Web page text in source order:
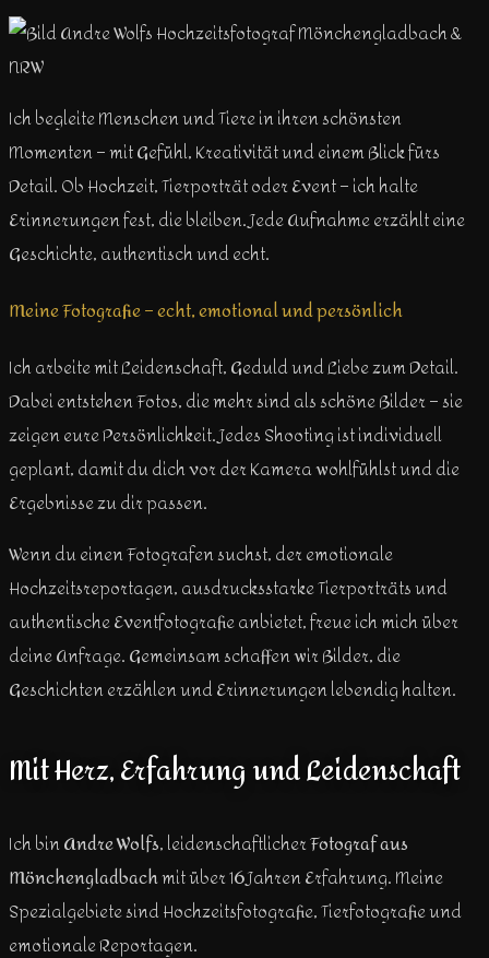
Ich begleite Menschen und Tiere in ihren schönsten
Momenten – mit Gefühl, Kreativität und einem Blick fürs
Detail. Ob Hochzeit, Tierporträt oder Event – ich halte
Erinnerungen fest, die bleiben. Jede Aufnahme erzählt eine
Geschichte, authentisch und echt.
Meine Fotografie – echt, emotional und persönlich
Ich arbeite mit Leidenschaft, Geduld und Liebe zum Detail.
Dabei entstehen Fotos, die mehr sind als schöne Bilder – sie
zeigen eure Persönlichkeit. Jedes Shooting ist individuell
geplant, damit du dich vor der Kamera wohlfühlst und die
Ergebnisse zu dir passen.
Wenn du einen Fotografen suchst, der emotionale
Hochzeitsreportagen, ausdrucksstarke Tierporträts und
authentische Eventfotografie anbietet, freue ich mich über
deine Anfrage. Gemeinsam schaffen wir Bilder, die
Geschichten erzählen und Erinnerungen lebendig halten.
Mit Herz, Erfahrung und Leidenschaft
Ich binAndre Wolfs, leidenschaftlicherFotograf aus
Mönchengladbachmit über 16 Jahren Erfahrung. Meine
Spezialgebiete sind Hochzeitsfotografie, Tierfotografie und
emotionale Reportagen.